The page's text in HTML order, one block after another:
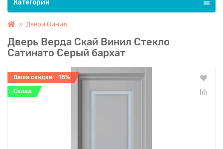
Категории
Двери Винил
Дверь Верда Скай Винил Стекло
Сатинато Серый бархат
Ваша скидка: -18%
Склад